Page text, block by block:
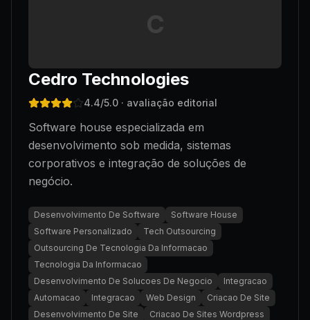
C
Cedro Technologies
4.4/5.0 · avaliação editorial
Software house especializada em
desenvolvimento sob medida, sistemas
corporativos e integração de soluções de
negócio.
Desenvolvimento De Software
Software House
Software Personalizado
Tech Outsourcing
Outsourcing De Tecnologia Da Informacao
Tecnologia Da Informacao
Desenvolvimento De Solucoes De Negocio
Integracao
Automacao
Integracao Web Design
Criacao De Site
Desenvolvimento De Site
Criacao De Sites Wordpress